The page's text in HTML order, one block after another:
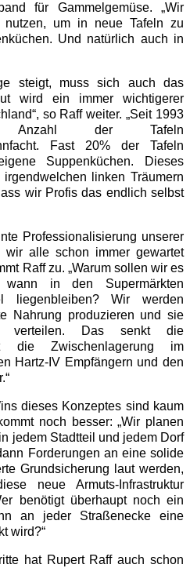
für Gammelgemüse. „Wir
nutzen, um in neue Tafeln zu
Und natürlich auch in
steigt, muss sich auch das
wird ein immer wichtigerer
so Raff weiter. „Seit 1993
der Tafeln
Fast 20% der Tafeln
Suppenküchen. Dieses
linken Träumern
wir Profis das endlich selbst
Professionalisierung unserer
alle schon immer gewartet
Raff zu. „Warum sollen wir es
in den Supermärkten
liegenbleiben? Wir werden
Nahrung produzieren und sie
Das senkt die
die Zwischenlagerung im
Hartz-IV Empfängern und den
dieses Konzeptes sind kaum
noch besser: „Wir planen
jedem Stadtteil und jedem Dorf
Forderungen an eine solide
Grundsicherung laut werden,
neue Armuts-Infrastruktur
benötigt überhaupt noch ein
an jeder Straßenecke eine
wird?“
hat Rupert Raff auch schon